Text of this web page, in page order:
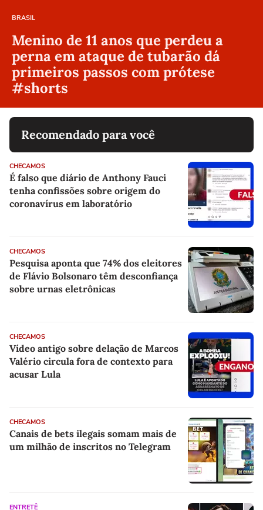
BRASIL
Menino de 11 anos que perdeu a
perna em ataque de tubarão dá
primeiros passos com prótese
#shorts
Recomendado para você
CHECAMOS
É falso que diário de Anthony Fauci
tenha confissões sobre origem do
coronavírus em laboratório
CHECAMOS
Pesquisa aponta que 74% dos eleitores
de Flávio Bolsonaro têm desconfiança
sobre urnas eletrônicas
CHECAMOS
Vídeo antigo sobre delação de Marcos
Valério circula fora de contexto para
acusar Lula
CHECAMOS
Canais de bets ilegais somam mais de
um milhão de inscritos no Telegram
ENTRETÊ